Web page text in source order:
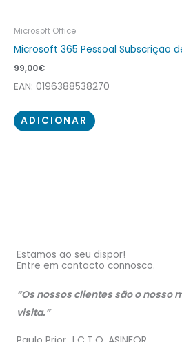
Microsoft Office
Microsoft 365 Pessoal Subscrição
99,00€
EAN: 0196388538270
ADICIONAR
Estamos ao seu dispor!
Entre em contacto connosco.
“Os nossos clientes são o nosso
visita.”